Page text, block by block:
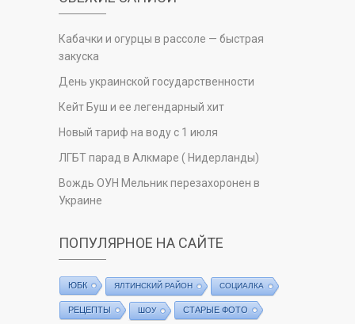
Кабачки и огурцы в рассоле — быстрая
закуска
День украинской государственности
Кейт Буш и ее легендарный хит
Новый тариф на воду с 1 июля
ЛГБТ парад в Алкмаре ( Нидерланды)
Вождь ОУН Мельник перезахоронен в
Украине
ПОПУЛЯРНОЕ НА САЙТЕ
ЮБК ЯЛТИНСКИЙ РАЙОН СОЦИАЛКА
РЕЦЕПТЫ ШОУ СТАРЫЕ ФОТО